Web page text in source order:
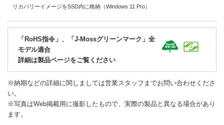
リカバリーイメージをSSD内に格納（Windows 11 Pro）
「RoHS指令」、「J-Mossグリーンマーク」全
モデル適合
詳細は製品ページをご覧ください
※納期などの詳細に関しましては営業スタッフまでお問い合わせくださ
い。
※写真はWeb掲載用に撮影したもので、実際の製品と異なる場合があり
ます。